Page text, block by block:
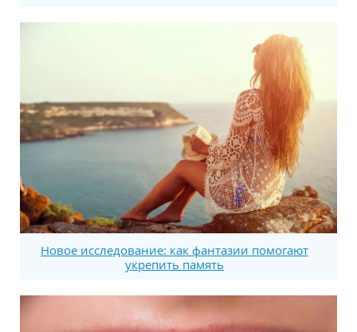
Новое исследование: как фантазии помогают
укрепить память